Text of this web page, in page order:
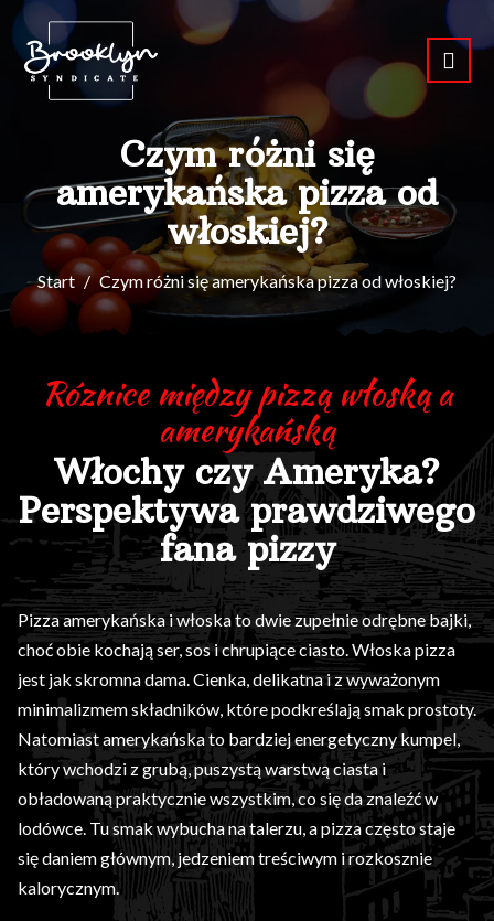
Czym różni się
amerykańska pizza od
włoskiej?
Start Czym różni się amerykańska pizza od włoskiej?
Róznice między pizzą włoską a
amerykańską
Włochy czy Ameryka?
Perspektywa prawdziwego
fana pizzy
Pizza amerykańska i włoska to dwie zupełnie odrębne bajki,
choć obie kochają ser, sos i chrupiące ciasto. Włoska pizza
jest jak skromna dama. Cienka, delikatna i z wyważonym
minimalizmem składników, które podkreślają smak prostoty.
Natomiast amerykańska to bardziej energetyczny kumpel,
który wchodzi z grubą, puszystą warstwą ciasta i
obładowaną praktycznie wszystkim, co się da znaleźć w
lodówce. Tu smak wybucha na talerzu, a pizza często staje
się daniem głównym, jedzeniem treściwym i rozkosznie
kalorycznym.